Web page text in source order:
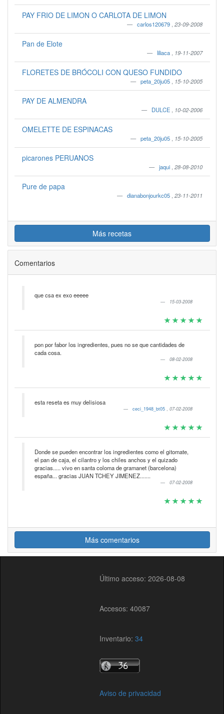
PAY FRIO DE LIMON O CARLOTA DE LIMON
carlos120679 23-09-2008
Pan de Elote
liliaca 19-11-2007
FLORETES DE BRÓCOLI CON QUESO FUNDIDO
peta_20ju05 15-10-2005
PAY DE ALMENDRA
DULCE 10-02-2006
OMELETTE DE ESPINACAS
peta_20ju05 15-10-2005
picarones PERUANOS
jaqui 28-08-2010
Pure de papa
dianabonjourkc05 23-11-2011
Más recetas
Comentarios
que csa ex exo eeeee
15-03-2008
pon por fabor los ingredientes, pues no se que cantidades de
cada cosa.
08-02-2008
esta reseta es muy delisiosa
ceci_1948_bt05 , 07-02-2008
Donde se pueden encontrar los ingredientes como el gitomate,
el pan de caja, el cilantro y los chiles anchos y el quizado
gracias..... vivo en santa coloma de gramanet (barcelona)
españa... gracias JUAN TCHEY JIMENEZ.......
07-02-2008
Más comentarios
Último acceso: 2026-08-08
Accesos: 40087
Inventario:34
Aviso de privacidad